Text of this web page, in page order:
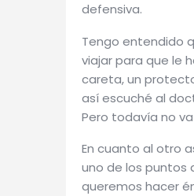
defensiva.
Tengo entendido
viajar para que le
careta, un
así escuché al
Pero todavía no
En cuanto al otro
uno de los puntos
queremos hacer